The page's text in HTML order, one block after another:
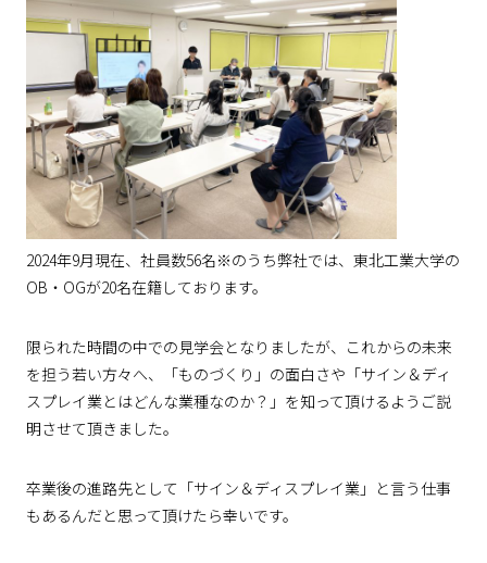
2024年9月現在、社員数56名※のうち弊社では、東北工業大学の
OB・OGが20名在籍しております。
限られた時間の中での見学会となりましたが、これからの未来
を担う若い方々へ、「ものづくり」の面白さや「サイン＆ディ
スプレイ業とはどんな業種なのか？」を知って頂けるようご説
明させて頂きました。
卒業後の進路先として「サイン＆ディスプレイ業」と言う仕事
もあるんだと思って頂けたら幸いです。